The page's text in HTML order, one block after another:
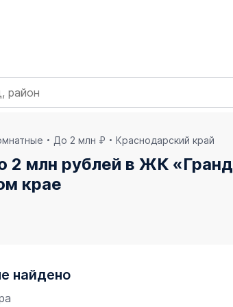
До 2 млн ₽ Краснодарский край
2 млн рублей в ЖК «Гранд
крае
найдено